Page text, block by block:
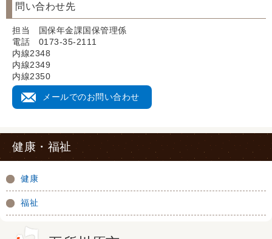
問い合わせ先
担当 国保年金課国保管理係
電話 0173-35-2111
内線2348
内線2349
内線2350
メールでのお問い合わせ
健康・福祉
健康
福祉